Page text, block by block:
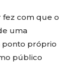
fez com que o
uma
ponto próprio
público